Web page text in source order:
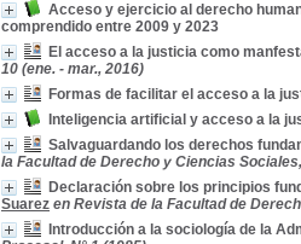
Acceso y ejercicio al derecho
comprendido entre 2009 y 2023
El acceso a la justicia como
10 (ene. - mar., 2016)
Formas de facilitar el acceso a la
Inteligencia artificial y acceso a la
Salvaguardando los derechos
la Facultad de Derecho y Ciencias
Declaración sobre los principios
Suarez en Revista de la Facultad de
Introducción a la sociología de la